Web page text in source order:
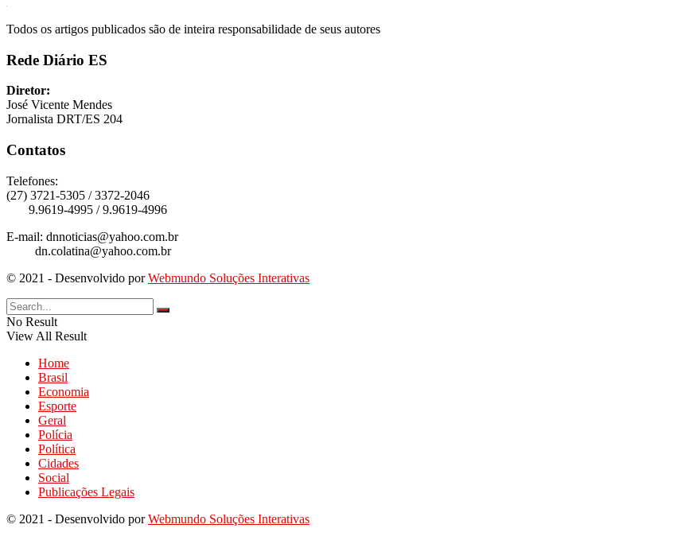
Todos os artigos publicados são de inteira responsabilidade de seus autores
Rede Diário ES
Diretor:
José Vicente Mendes
Jornalista DRT/ES 204
Contatos
Telefones:
(27) 3721-5305 / 3372-2046
9.9619-4995 / 9.9619-4996
E-mail: dnnoticias@yahoo.com.br
dn.colatina@yahoo.com.br
© 2021 - Desenvolvido porWebmundo Soluções Interativas
No Result
View All Result
Home
Brasil
Economia
Esporte
Geral
Polícia
Política
Cidades
Social
Publicações Legais
© 2021 - Desenvolvido porWebmundo Soluções Interativas